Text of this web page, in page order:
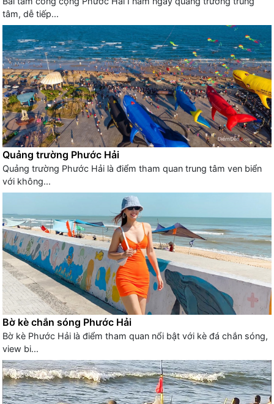
tâm, dễ tiếp...
Quảng trường Phước Hải
Quảng trường Phước Hải là điểm tham quan trung tâm ven biển
với không...
Bờ kè chắn sóng Phước Hải
Bờ kè Phước Hải là điểm tham quan nổi bật với kè đá chắn sóng,
view bi...